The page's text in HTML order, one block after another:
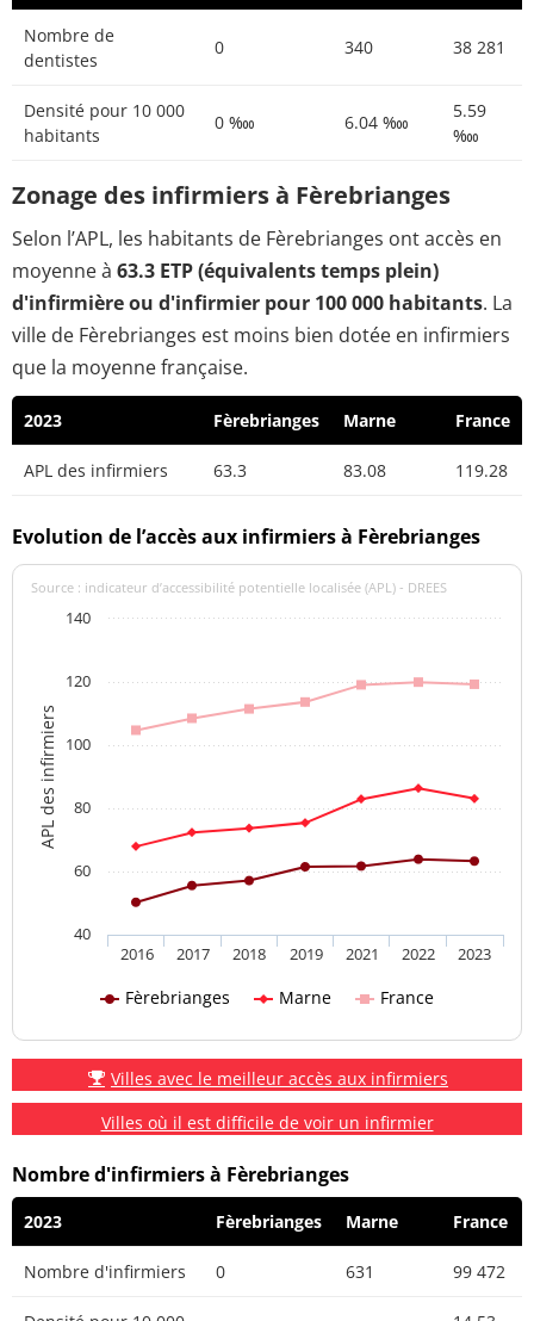
Nombre de
dentistes
0 340 38 281
Densité pour 10 000
habitants
0 ‱ 6.04 ‱
5.59
‱
Zonage des infirmiers à Fèrebrianges
Selon l’APL, les habitants de Fèrebrianges ont accès en
moyenne à 63.3 ETP (équivalents temps plein)
d'infirmière ou d'infirmier pour 100 000 habitants. La
ville de Fèrebrianges est moins bien dotée en infirmiers
que la moyenne française.
2023 Fèrebrianges Marne France
APL des infirmiers 63.3 83.08 119.28
Evolution de l’accès aux infirmiers à Fèrebrianges
APL des infirmiers
Source : indicateur d’accessibilité potentielle localisée (APL) - DREES
Fèrebrianges Marne France
2016 2017 2018 2019 2021 2022 2023
40
60
80
100
120
140
Villes avec le meilleur accès aux infirmiers
Villes où il est difficile de voir un infirmier
Nombre d'infirmiers à Fèrebrianges
2023 Fèrebrianges Marne France
Nombre d'infirmiers 0 631 99 472